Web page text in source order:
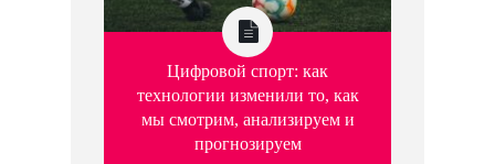
Цифровой спорт: как
технологии изменили то, как
мы смотрим, анализируем и
прогнозируем